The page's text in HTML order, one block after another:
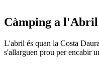
Càmping a l'Abril
L'abril és quan la Costa
s'allarguen prou per encabir